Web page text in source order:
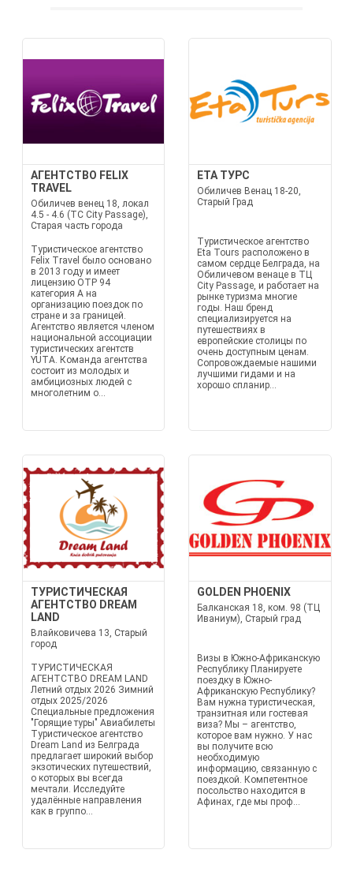
АГЕНТСТВО FELIX
TRAVEL
Обиличев венец 18, локал
4.5 - 4.6 (TC City Passage),
Старая часть города
Туристическое агентство
Felix Travel было основано
в 2013 году и имеет
лицензию OTP 94
категория A на
организацию поездок по
стране и за границей.
Агентство является членом
национальной ассоциации
туристических агентств
YUTA. Команда агентства
состоит из молодых и
амбициозных людей с
многолетним о...
ETA ТУРС
Обиличев Венац 18-20,
Старый Град
Туристическое агентство
Eta Tours расположено в
самом сердце Белграда, на
Обиличевом венаце в ТЦ
City Passage, и работает на
рынке туризма многие
годы. Наш бренд
специализируется на
путешествиях в
европейские столицы по
очень доступным ценам.
Сопровождаемые нашими
лучшими гидами и на
хорошо спланир...
ТУРИСТИЧЕСКАЯ
АГЕНТСТВО DREAM
LAND
Влайковичева 13, Старый
город
ТУРИСТИЧЕСКАЯ
АГЕНТСТВО DREAM LAND
Летний отдых 2026 Зимний
отдых 2025/2026
Специальные предложения
"Горящие туры" Авиабилеты
Туристическое агентство
Dream Land из Белграда
предлагает широкий выбор
экзотических путешествий,
о которых вы всегда
мечтали. Исследуйте
удалённые направления
как в группо...
GOLDEN PHOENIX
Балканская 18, ком. 98 (ТЦ
Иваниум), Старый град
Визы в Южно-Африканскую
Республику Планируете
поездку в Южно-
Африканскую Республику?
Вам нужна туристическая,
транзитная или гостевая
виза? Мы – агентство,
которое вам нужно. У нас
вы получите всю
необходимую
информацию, связанную с
поездкой. Компетентное
посольство находится в
Афинах, где мы проф...